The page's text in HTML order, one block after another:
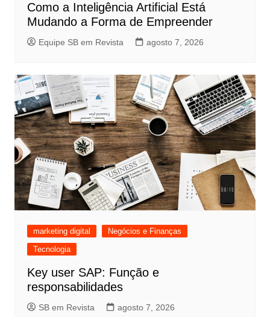
Como a Inteligência Artificial Está
Mudando a Forma de Empreender
Equipe SB em Revista agosto 7, 2026
marketing digital
Negócios e Finanças
Tecnologia
Key user SAP: Função e
responsabilidades
SB em Revista agosto 7, 2026